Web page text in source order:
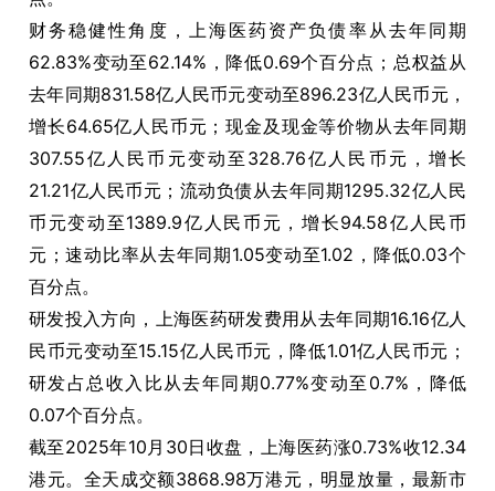
财务稳健性角度，上海医药资产负债率从去年同期
62.83%变动至62.14%，降低0.69个百分点；总权益从
去年同期831.58亿人民币元变动至896.23亿人民币元，
增长64.65亿人民币元；现金及现金等价物从去年同期
307.55亿人民币元变动至328.76亿人民币元，增长
21.21亿人民币元；流动负债从去年同期1295.32亿人民
币元变动至1389.9亿人民币元，增长94.58亿人民币
元；速动比率从去年同期1.05变动至1.02，降低0.03个
百分点。
研发投入方向，上海医药研发费用从去年同期16.16亿人
民币元变动至15.15亿人民币元，降低1.01亿人民币元；
研发占总收入比从去年同期0.77%变动至0.7%，降低
0.07个百分点。
截至2025年10月30日收盘，上海医药涨0.73%收12.34
港元。全天成交额3868.98万港元，明显放量，最新市